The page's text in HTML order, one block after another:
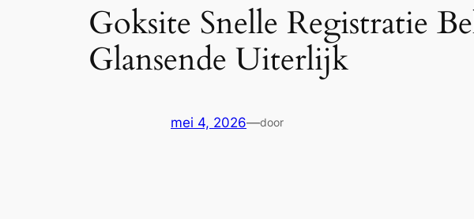
Goksite Snelle Registratie
Glansende Uiterlijk
mei 4, 2026—door